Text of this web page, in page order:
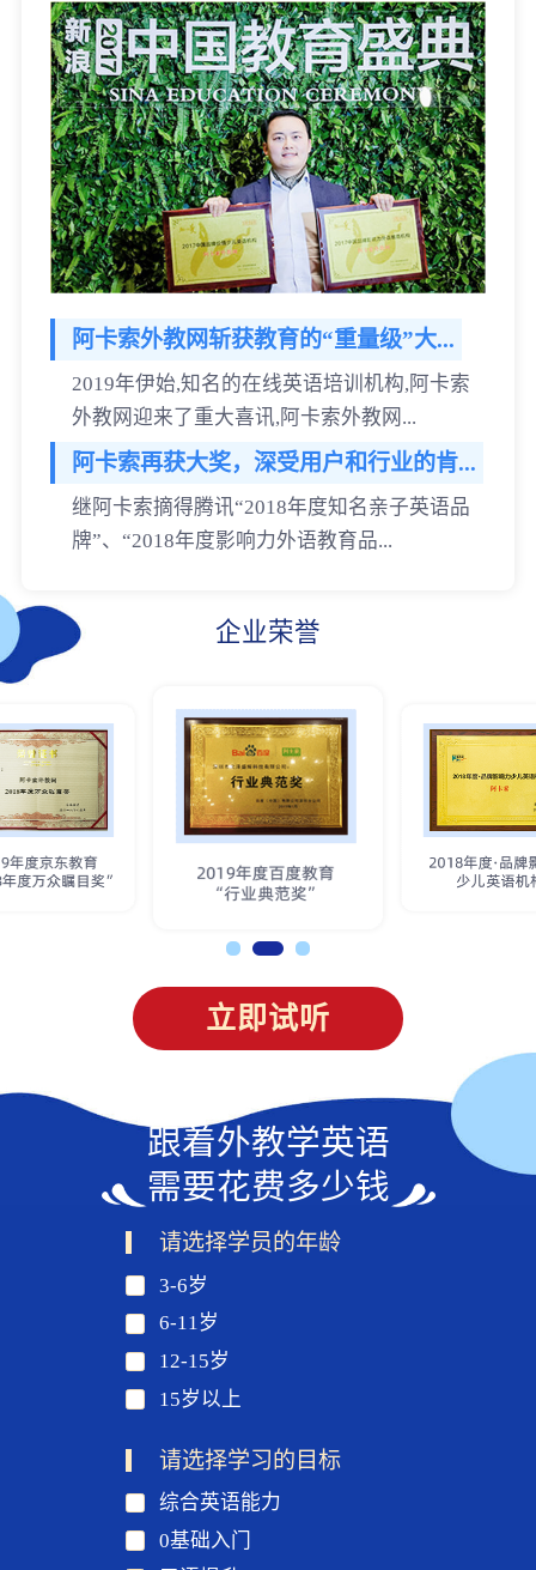
阿卡索外教网斩获教育的“重量级”大...
2019年伊始,知名的在线英语培训机构,阿卡索
外教网迎来了重大喜讯,阿卡索外教网...
阿卡索再获大奖，深受用户和行业的肯...
继阿卡索摘得腾讯“2018年度知名亲子英语品
牌”、“2018年度影响力外语教育品...
企业荣誉
立即试听
跟着外教学英语
需要花费多少钱
请选择学员的年龄
3-6岁
6-11岁
12-15岁
15岁以上
请选择学习的目标
综合英语能力
0基础入门